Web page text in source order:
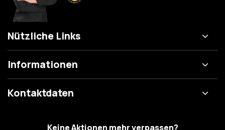
Nützliche Links
Informationen
Kontaktdaten
Keine Aktionen mehr verpassen?